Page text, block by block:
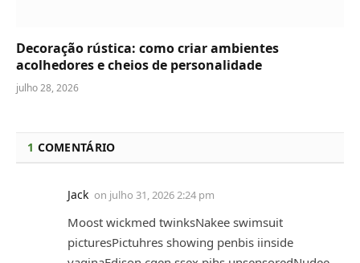
Decoração rústica: como criar ambientes
acolhedores e cheios de personalidade
julho 28, 2026
1 COMENTÁRIO
Jack on julho 31, 2026 2:24 pm
Moost wickmed twinksNakee swimsuit
picturesPictuhres showing penbis iinside